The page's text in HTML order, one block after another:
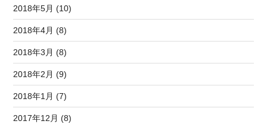
2018年5月 (10)
2018年4月 (8)
2018年3月 (8)
2018年2月 (9)
2018年1月 (7)
2017年12月 (8)